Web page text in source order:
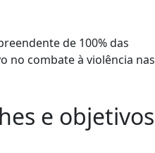
de 100% das
no combate à violência nas
e objetivos